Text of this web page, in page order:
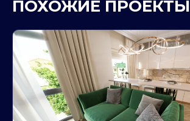
ПОХОЖИЕ ПРОЕКТЫ